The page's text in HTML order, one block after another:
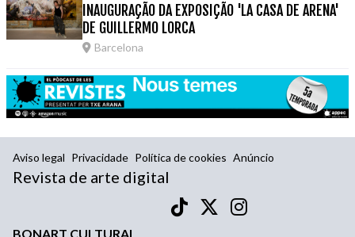
INAUGURAÇÃO DA EXPOSIÇÃO 'LA CASA DE ARENA'
DE GUILLERMO LORCA
Barcelona
Aviso legal Privacidade Política de cookies Anúncio
Revista de arte digital
BONART CULTURAL